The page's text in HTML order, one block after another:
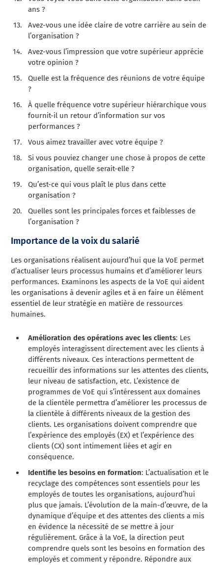
ans ?
Avez-vous une idée claire de votre carrière au sein de
l’organisation ?
Avez-vous l’impression que votre supérieur apprécie
votre opinion ?
Quelle est la fréquence des réunions de votre équipe
?
À quelle fréquence votre supérieur hiérarchique vous
fournit-il un retour d’information sur vos
performances ?
Vous aimez travailler avec votre équipe ?
Si vous pouviez changer une chose à propos de cette
organisation, quelle serait-elle ?
Qu’est-ce qui vous plaît le plus dans cette
organisation ?
Quelles sont les principales forces et faiblesses de
l’organisation ?
Importance de la voix du salarié
Les organisations réalisent aujourd’hui que la VoE permet
d’actualiser leurs processus humains et d’améliorer leurs
performances. Examinons les aspects de la VoE qui aident
les organisations à devenir agiles et à en faire un élément
essentiel de leur stratégie en matière de ressources
humaines.
Amélioration des opérations avec les clients: Les
employés interagissent directement avec les clients à
différents niveaux. Ces interactions permettent de
recueillir des informations sur les attentes des clients,
leur niveau de satisfaction, etc. L’existence de
programmes de VoE qui s’intéressent aux domaines
de la clientèle permettra d’améliorer les processus de
la clientèle à différents niveaux de la gestion des
clients. Les organisations doivent comprendre que
l’expérience des employés (EX) et l’expérience des
clients (CX) sont intimement liées et agir en
conséquence.
Identifie les besoins en formation: L’actualisation et le
recyclage des compétences sont essentiels pour les
employés de toutes les organisations, aujourd’hui
plus que jamais. L’évolution de la main-d’œuvre, de la
dynamique d’équipe et des attentes des clients a mis
en évidence la nécessité de se mettre à jour
régulièrement. Grâce à la VoE, la direction peut
comprendre quels sont les besoins en formation des
employés et comment y répondre. Répondre aux